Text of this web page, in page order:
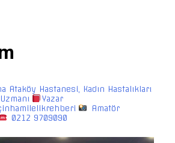
Ataköy Hastanesi, Kadın Hastalıkları
Yazar
Amatör
0212 9709090